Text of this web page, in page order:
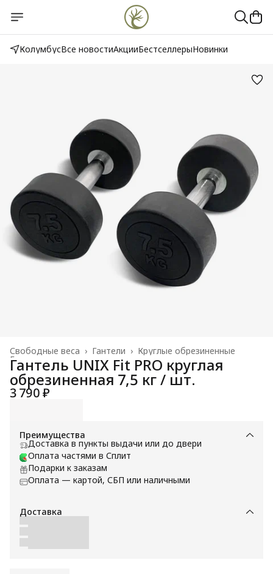
КолумбусВсе новостиАкцииБестселлерыНовинки
Круглые обрезиненные
Гантели ›
Свободные веса ›
Главная
Гантель UNIX Fit PRO круглая
обрезиненная 7,5 кг / шт.
3 790 ₽
Преимущества
Доставка в пункты выдачи или до двери
Оплата частями в Сплит
Подарки к заказам
Оплата — картой, СБП или наличными
Доставка